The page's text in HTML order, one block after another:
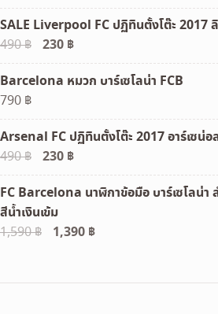
SALE Liverpool FC ปฏิทินตั้งโต๊ะ 2017
490฿
Original
price
was:
230 ฿Current
price
is:
Barcelona หมวก บาร์เซโลน่า FCB
790 ฿
Arsenal FC ปฏิทินตั้งโต๊ะ 2017 อาร์เซน่อ
490฿
Original
price
was:
490 ฿.
230 ฿Current
price
is:
FC Barcelona นาฬิกาข้อมือ บาร์เซโลน่า
สีน้ำเงินเข้ม
1,590฿
Original
1,390 ฿Current